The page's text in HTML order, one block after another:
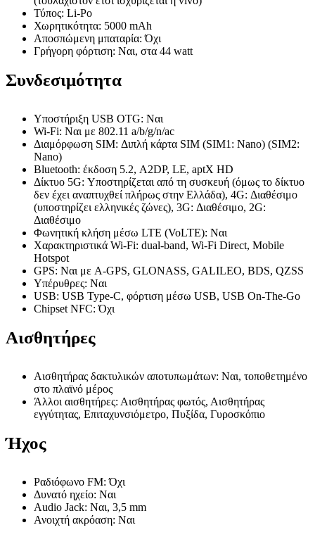
Τύπος: Li-Po
Χωρητικότητα: 5000 mAh
Αποσπώμενη μπαταρία: Όχι
Γρήγορη φόρτιση: Ναι, στα 44 watt
Συνδεσιμότητα
Υποστήριξη USB OTG: Ναι
Wi-Fi: Ναι με 802.11 a/b/g/n/ac
Διαμόρφωση SIM: Διπλή κάρτα SIM (SIM1: Nano) (SIM2:
Nano)
Bluetooth: έκδοση 5.2, A2DP, LE, aptX HD
Δίκτυο 5G: Υποστηρίζεται από τη συσκευή (όμως το δίκτυο
δεν έχει αναπτυχθεί πλήρως στην Ελλάδα), 4G: Διαθέσιμο
(υποστηρίζει ελληνικές ζώνες), 3G: Διαθέσιμο, 2G:
Διαθέσιμο
Φωνητική κλήση μέσω LTE (VoLTE): Ναι
Χαρακτηριστικά Wi-Fi: dual-band, Wi-Fi Direct, Mobile
Hotspot
GPS: Ναι με A-GPS, GLONASS, GALILEO, BDS, QZSS
Υπέρυθρες: Ναι
USB: USB Type-C, φόρτιση μέσω USB, USB On-The-Go
Chipset NFC: Όχι
Αισθητήρες
Αισθητήρας δακτυλικών αποτυπωμάτων: Ναι, τοποθετημένο
στο πλαϊνό μέρος
Άλλοι αισθητήρες: Αισθητήρας φωτός, Αισθητήρας
εγγύτητας, Επιταχυνσιόμετρο, Πυξίδα, Γυροσκόπιο
Ήχος
Ραδιόφωνο FM: Όχι
Δυνατό ηχείο: Ναι
Audio Jack: Ναι, 3,5 mm
Ανοιχτή ακρόαση: Ναι